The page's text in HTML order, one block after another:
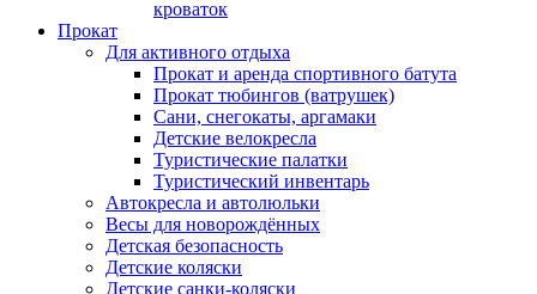
кроваток
Прокат
Для активного отдыха
Прокат и аренда спортивного батута
Прокат тюбингов (ватрушек)
Сани, снегокаты, аргамаки
Детские велокресла
Туристические палатки
Туристический инвентарь
Автокресла и автолюльки
Весы для новорождённых
Детская безопасность
Детские коляски
Детские санки-коляски